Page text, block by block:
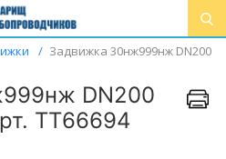
/ Задвижка 30нж999нж DN200
DN200
ТТ66694